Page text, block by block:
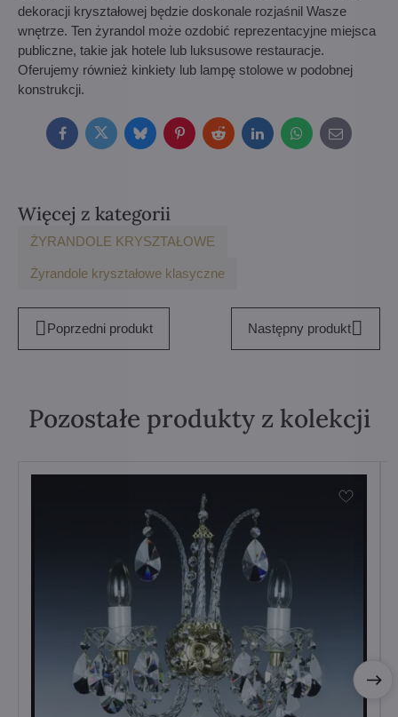
dekoracji kryształowej będzie doskonale rozjaśnil Wasze
wnętrze. Ten żyrandol może ozdobić reprezentacyjne miejsca
publiczne, takie jak hotele lub luksusowe restauracje.
Oferujemy również kinkiety lub lampę stolowe w podobnej
konstrukcji.
FacebookTwitterBlueskyPinterestRedditLinkedInWhatsApp
E-
mail
Więcej z kategorii
ŻYRANDOLE KRYSZTAŁOWE
Żyrandole kryształowe klasyczne
Poprzedni produkt Następny produkt
Pozostałe produkty z kolekcji